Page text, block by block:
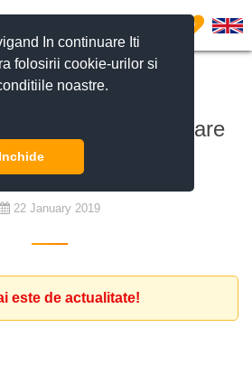
In continuare Iti
folosirii cookie-urilor si
noastre.
Inchide
0
închiriat
Grecia, 2 dormitoare
Pipera
22 January 2019
este de actualitate!